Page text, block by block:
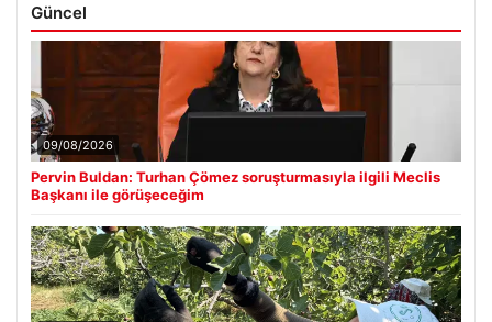
Güncel
09/08/2026
Pervin Buldan: Turhan Çömez soruşturmasıyla ilgili Meclis
Başkanı ile görüşeceğim